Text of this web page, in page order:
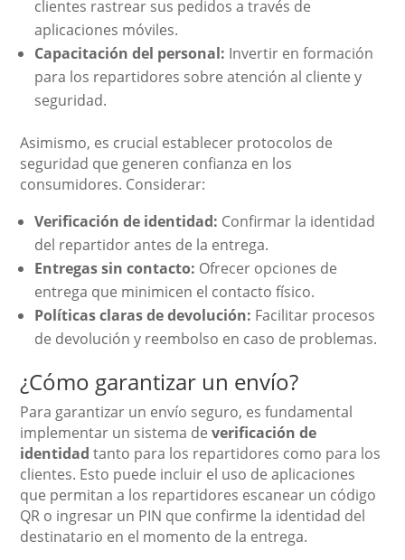
clientes rastrear sus pedidos a través de
aplicaciones móviles.
Capacitación del personal: Invertir en formación
para los repartidores sobre atención al cliente y
seguridad.
Asimismo, es crucial establecer protocolos de
seguridad que generen confianza en los
consumidores. Considerar:
Verificación de identidad: Confirmar la identidad
del repartidor antes de la entrega.
Entregas sin contacto: Ofrecer opciones de
entrega que minimicen el contacto físico.
Políticas claras de devolución: Facilitar procesos
de devolución y reembolso en caso de problemas.
¿Cómo garantizar un envío?
Para garantizar un envío seguro, es fundamental
implementar un sistema deverificación de
identidad tanto para los repartidores como para los
clientes. Esto puede incluir el uso de aplicaciones
que permitan a los repartidores escanear un código
QR o ingresar un PIN que confirme la identidad del
destinatario en el momento de la entrega.